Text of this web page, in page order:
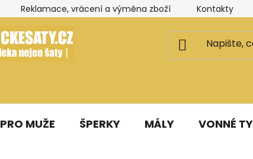
Reklamace, vrácení a výměna zboží Kontakty
PRO MUŽE ŠPERKY MÁLY VONNÉ